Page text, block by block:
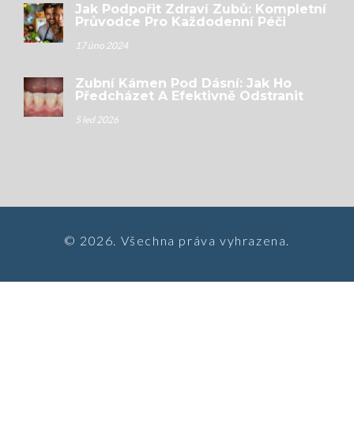
Jak Podpořit Zdraví Zubů: Kompletní
Průvodce Pro Každodenní Péči
17 úno 2024
Zubní Kámen Pod Dásní: Jak Ho
Předcházet A Efektivně Odstranit
5 led 2026
© 2026. Všechna práva vyhrazena.